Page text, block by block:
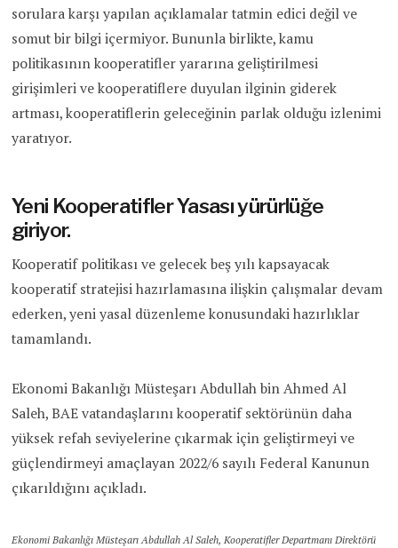
sorulara karşı yapılan açıklamalar tatmin edici değil ve
somut bir bilgi içermiyor. Bununla birlikte, kamu
politikasının kooperatifler yararına geliştirilmesi
girişimleri ve kooperatiflere duyulan ilginin giderek
artması, kooperatiflerin geleceğinin parlak olduğu izlenimi
yaratıyor.
Yeni Kooperatifler Yasası yürürlüğe
giriyor.
Kooperatif politikası ve gelecek beş yılı kapsayacak
kooperatif stratejisi hazırlamasına ilişkin çalışmalar devam
ederken, yeni yasal düzenleme konusundaki hazırlıklar
tamamlandı.
Ekonomi Bakanlığı Müsteşarı Abdullah bin Ahmed Al
Saleh, BAE vatandaşlarını kooperatif sektörünün daha
yüksek refah seviyelerine çıkarmak için geliştirmeyi ve
güçlendirmeyi amaçlayan 2022/6 sayılı Federal Kanunun
çıkarıldığını açıkladı.
Ekonomi Bakanlığı Müsteşarı Abdullah Al Saleh, Kooperatifler Departmanı Direktörü